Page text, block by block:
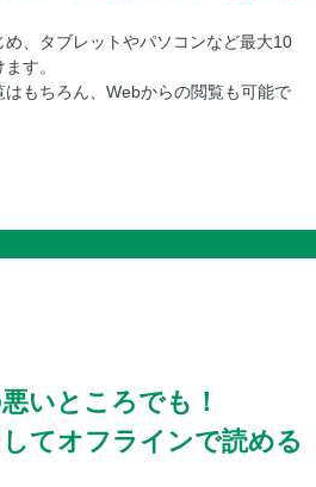
め、タブレットやパソコンなど最大10
す。
もちろん、Webからの閲覧も可能で
いところでも！
てオフラインで読める